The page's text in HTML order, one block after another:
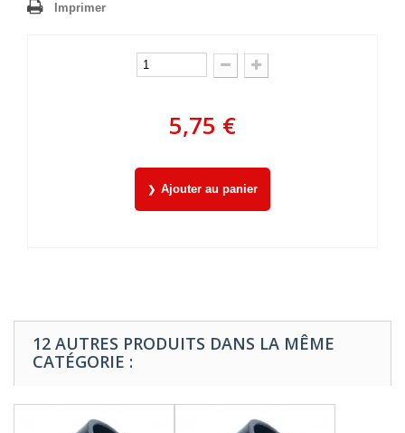
Imprimer
5,75 €
Ajouter au panier
12 AUTRES PRODUITS DANS LA MÊME
CATÉGORIE :